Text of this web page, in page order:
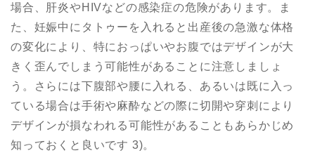
場合、肝炎やHIVなどの感染症の危険があります。ま
た、妊娠中にタトゥーを入れると出産後の急激な体格
の変化により、特におっぱいやお腹ではデザインが大
きく歪んでしまう可能性があることに注意しましょ
う。さらには下腹部や腰に入れる、あるいは既に入っ
ている場合は手術や麻酔などの際に切開や穿刺により
デザインが損なわれる可能性があることもあらかじめ
知っておくと良いです 3)。